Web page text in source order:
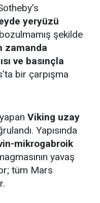
yeryüzü
şekilde
zamanda
ve basınçla
bir çarpışma
Viking uzay
Yapısında
mikrogabroik
yavaş
tüm Mars